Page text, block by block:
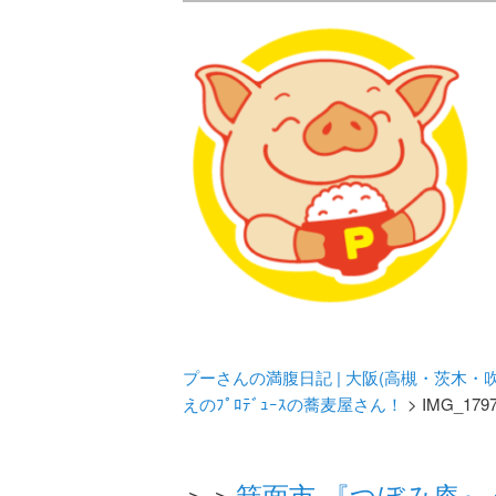
プーさんの満
豊中・箕面)
化してます。
プーさんの満腹日記 | 大阪(高槻・茨木・
えのﾌﾟﾛﾃﾞｭｰｽの蕎麦屋さん！ >